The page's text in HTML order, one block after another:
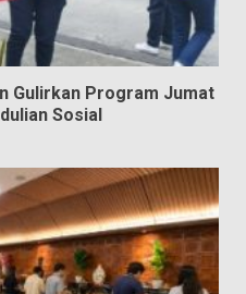
Gulirkan Program Jumat
Sosial